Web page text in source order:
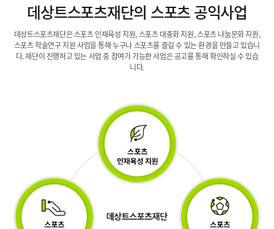
데상트스포츠재단의 스포츠 공익사업
데상트스포츠재단은 스포츠 인재육성 지원, 스포츠 대중화 지원,스포츠 나눔문화 지원,
스포츠 학술연구 지원 사업을 통해누구나 스포츠를 즐길 수 있는 환경을 만들고 있습니
다.재단이 진행하고 있는 사업 중 참여가 가능한 사업은공고를 통해 확인하실 수 있습
니다.